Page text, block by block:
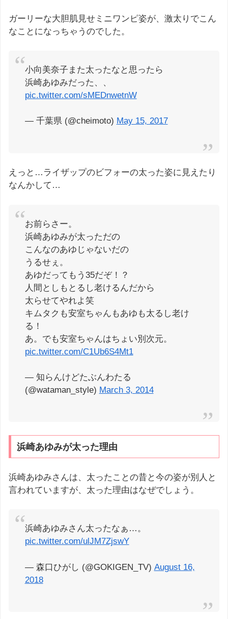
ガーリーな大胆肌見せミニワンピ姿が、激太りでこん
なことになっちゃうのでした。
小向美奈子また太ったなと思ったら
浜崎あゆみだった、、
pic.twitter.com/sMEDnwetnW
— 千葉県 (@cheimoto) May 15, 2017
えっと…ライザップのビフォーの太った姿に見えたり
なんかして…
お前らさー。
浜崎あゆみが太っただの
こんなのあゆじゃないだの
うるせぇ。
あゆだってもう35だぞ！？
人間としもとるし老けるんだから
太らせてやれよ笑
キムタクも安室ちゃんもあゆも太るし老け
る！
あ。でも安室ちゃんはちょい別次元。
pic.twitter.com/C1Ub6S4Mt1
— 知らんけどたぶんわたる
(@wataman_style) March 3, 2014
浜崎あゆみが太った理由
浜崎あゆみさんは、太ったことの昔と今の姿が別人と
言われていますが、太った理由はなぜでしょう。
浜崎あゆみさん太ったなぁ…。
pic.twitter.com/ulJM7ZjswY
— 森口ひがし (@GOKIGEN_TV) August 16,
2018